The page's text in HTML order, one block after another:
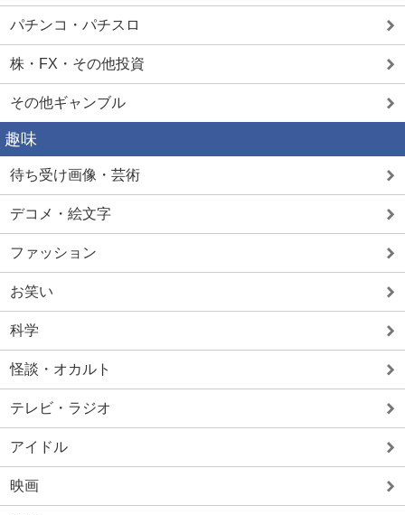
パチンコ・パチスロ
株・FX・その他投資
その他ギャンブル
趣味
待ち受け画像・芸術
デコメ・絵文字
ファッション
お笑い
科学
怪談・オカルト
テレビ・ラジオ
アイドル
映画